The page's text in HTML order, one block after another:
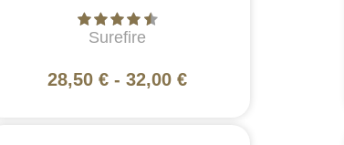
Surefire
28,50 € -32,00 €